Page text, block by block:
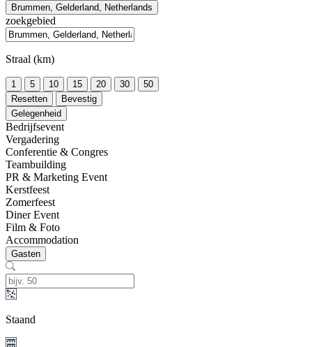
Brummen, Gelderland, Netherlands
zoekgebied
Straal (km)
1 5 10 15 20 30
50
Resetten
Bevestig
Gelegenheid
Bedrijfsevent
Vergadering
Conferentie & Congres
Teambuilding
PR & Marketing Event
Kerstfeest
Zomerfeest
Diner Event
Film & Foto
Accommodation
Gasten
Staand